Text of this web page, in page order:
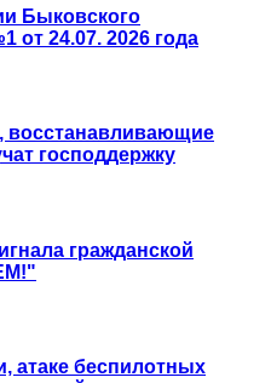
Быковского
от 24.07. 2026 года
восстанавливающие
господдержку
гражданской
атаке беспилотных